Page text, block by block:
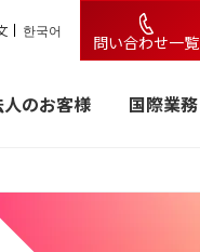
한국어
問い合わせ一覧
のお客様 国際業務